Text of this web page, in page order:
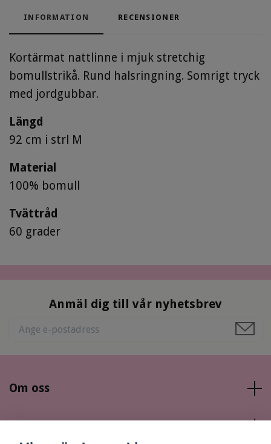
INFORMATION RECENSIONER
Kortärmat nattlinne i mjuk stretchig
bomullstrikå. Rund halsringning. Somrigt tryck
med jordgubbar.
Längd
92 cm i strl M
Material
100% bomull
Tvättråd
60 grader
Anmäl dig till vår nyhetsbrev
Om oss